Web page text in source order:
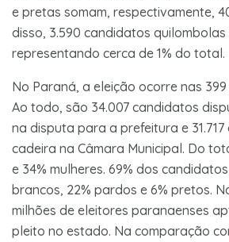
e pretas somam, respectivamente,
disso, 3.590 candidatos
representando cerca de 1% do total.
No Paraná, a eleição ocorre nas
Ao todo, são 34.007 candidatos
na disputa para a prefeitura e
cadeira na Câmara Municipal. Do
e 34% mulheres. 69% dos
brancos, 22% pardos e 6% pretos.
milhões de eleitores paranaenses
pleito no estado. Na comparação